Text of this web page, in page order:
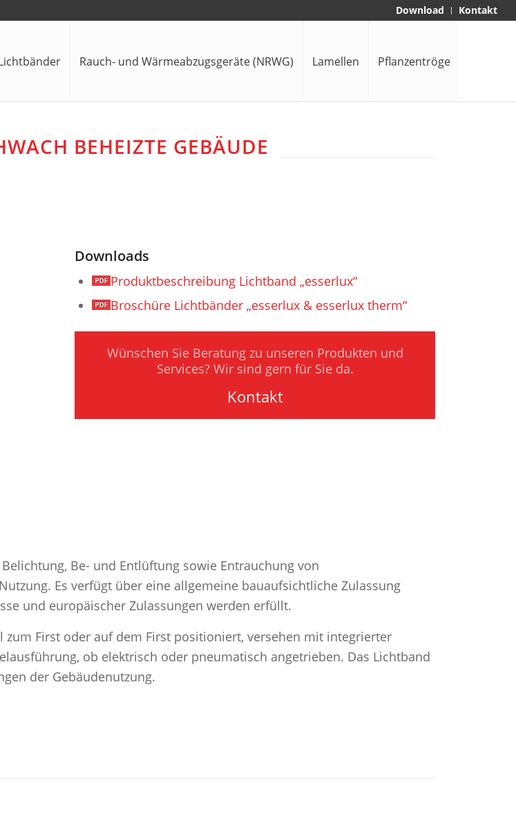
Download Kontakt
Rauch- und Wärmeabzugsgeräte (NRWG) Lamellen Pflanzentröge
BEHEIZTE GEBÄUDE
Downloads
Produktbeschreibung Lichtband „esserlux“
Broschüre Lichtbänder „esserlux & esserlux therm“
Wünschen Sie Beratung zu unseren Produkten und
Services? Wir sind gern für Sie da.
Kontakt
Be- und Entlüftung sowie Entrauchung von
Es verfügt über eine allgemeine bauaufsichtliche Zulassung
und europäischer Zulassungen werden erfüllt.
First oder auf dem First positioniert, versehen mit integrierter
ob elektrisch oder pneumatisch angetrieben. Das Lichtband
der Gebäudenutzung.